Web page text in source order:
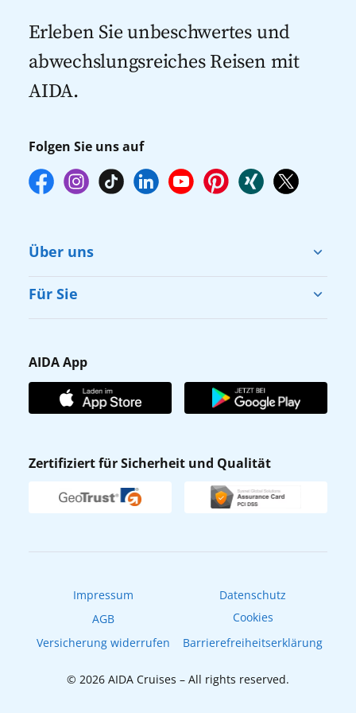
mehr zur Verfügung stehen. Deshalb
Ihrer Lieblingsausflüge vor Reisebeginn
online über myAIDA vorzunehmen.
Kreuzfahrten 2027
Erleben Sie unbeschwertes und
abwechslungsreiches Reisen mit
AIDA.
Folgen Sie uns auf
Über uns
Cruise & Help
Karriere
Affiliateprogramm
Verhaltens- & Ethikkodex
Newsletter
Für Sie
Gästefragebogen
AIDA Club
AIDA App
AIDA App
Zertifiziert für Sicherheit und Qualität
Impressum
Datenschutz
AGB
Cookies
Versicherung widerrufen
Barrierefreiheitserklärung
© 2026 AIDA Cruises – All rights reserved.